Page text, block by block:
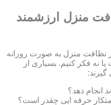
منزل ارزشمند
نظافت منزل به صورت روزانه
نه فکر کنیم. بسیاری از
گیرند:
انجام دهد؟
حرفه ایی چقدر است؟